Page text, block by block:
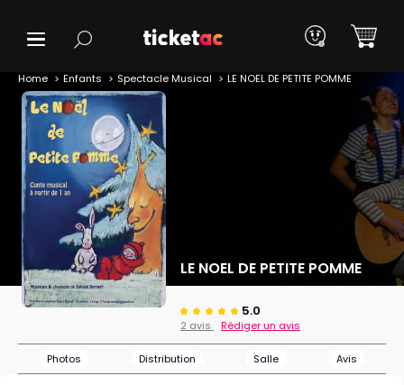
Home Enfants Spectacle Musical LE NOEL DE PETITE POMME
LE NOEL DE PETITE POMME
5.0
2 avis Rédiger un avis
Photos Distribution Salle Avis